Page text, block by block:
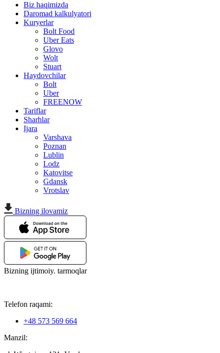
Biz haqimizda
Daromad kalkulyatori
Kuryerlar
Bolt Food
Uber Eats
Glovo
Wolt
Stuart
Haydovchilar
Bolt
Uber
FREENOW
Tariflar
Sharhlar
Ijara
Varshava
Poznan
Lublin
Lodz
Katovitse
Gdansk
Vrotslav
Bizning ilovamiz
Bizning ijtimoiy. tarmoqlar
Telefon raqami:
+48 573 569 664
Manzil: